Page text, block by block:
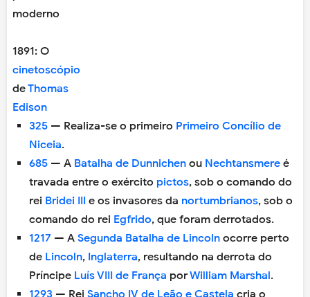
moderno
1891: O
cinetoscópio
deThomas
Edison
325 — Realiza-se o primeiro Primeiro Concílio de
Niceia.
685 — A Batalha de Dunnichen ou Nechtansmere é
travada entre o exército pictos, sob o comando do
rei Bridei III e os invasores da nortumbrianos, sob o
comando do rei Egfrido, que foram derrotados.
1217 — A Segunda Batalha de Lincoln ocorre perto
de Lincoln, Inglaterra, resultando na derrota do
Príncipe Luís VIII de França porWilliam Marshal.
1293 — Rei Sancho IV de Leão e Castela cria o